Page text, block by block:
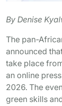
By Denise
The pan-
announced
take place
an online
2026. The
green skills